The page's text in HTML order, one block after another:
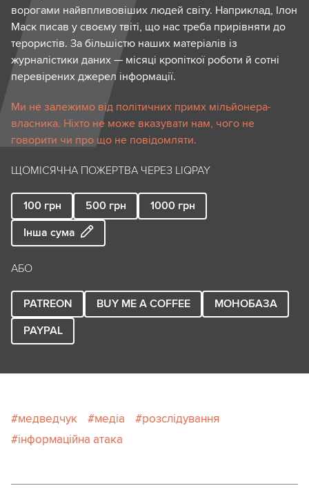
ворогами найвпливовіших людей світу. Наприклад, Ілон
Маск писав у своєму твіті, що нас треба прирівняти до
терористів. За більшістю наших матеріалів із
журналістики даних — місяці кропіткої роботи й сотні
перевірених джерел інформації.
Ми не залежимо від політичних примх мільйонера-
власника. Ніхто не може вказувати нам, чого не
говорити чи про що не повідомляти.
ЩОМІСЯЧНА ПОЖЕРТВА ЧЕРЕЗ LIQPAY
100 грн 500 грн 1000 грн
Інша сума
АБО
PATREON BUY ME A COFFEE
МОНОБАЗА
PAYPAL
медведчук медіа
розслідування
інформаційна атака